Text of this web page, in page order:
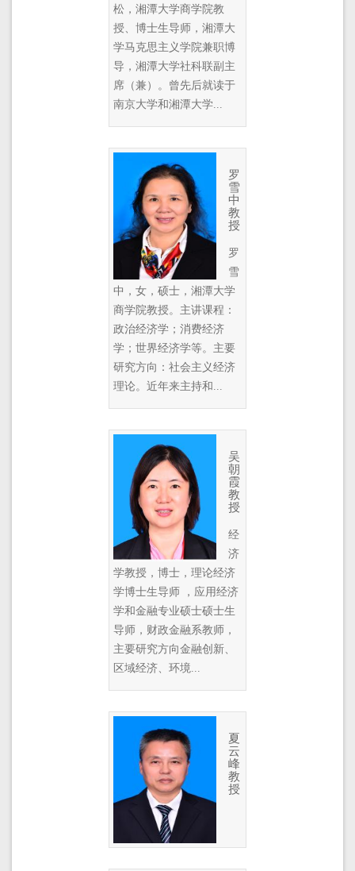
松，湘潭大学商学院教
授、博士生导师，湘潭大
学马克思主义学院兼职博
导，湘潭大学社科联副主
席（兼）。曾先后就读于
南京大学和湘潭大学...
罗
雪
中
教
授
罗
雪
中，女，硕士，湘潭大学
商学院教授。主讲课程：
政治经济学；消费经济
学；世界经济学等。主要
研究方向：社会主义经济
理论。近年来主持和...
吴
朝
霞
教
授
经
济
学教授，博士，理论经济
学博士生导师 ，应用经济
学和金融专业硕士硕士生
导师，财政金融系教师，
主要研究方向金融创新、
区域经济、环境...
夏
云
峰
教
授